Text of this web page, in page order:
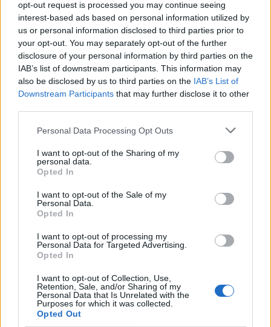
opt-out request is processed you may continue seeing
interest-based ads based on personal information utilized by
us or personal information disclosed to third parties prior to
your opt-out. You may separately opt-out of the further
disclosure of your personal information by third parties on the
IAB’s list of downstream participants. This information may
also be disclosed by us to third parties on the IAB’s List of
Downstream Participants that may further disclose it to other
Personal Data Processing Opt Outs
I want to opt-out of the Sharing of my
personal data.
Opted In
I want to opt-out of the Sale of my
Personal Data.
Opted In
I want to opt-out of processing my
Personal Data for Targeted Advertising.
Opted In
I want to opt-out of Collection, Use,
Retention, Sale, and/or Sharing of my
Personal Data that Is Unrelated with the
Purposes for which it was collected.
Opted Out
articolo.
L'email è richiesta ma non verrà mostrata ai visitatori. Il contenuto di questo
commento esprime il pensiero dell'autore e non rappresenta la linea editoriale
di VareseNews.it, che rimane autonoma e indipendente. I messaggi inclusi nei
commenti non sono testi giornalistici, ma post inviati dai singoli lettori che